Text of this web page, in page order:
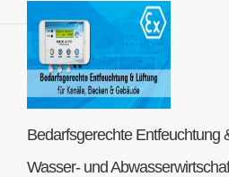
Bedarfsgerechte Entfeuchtung
Wasser- und